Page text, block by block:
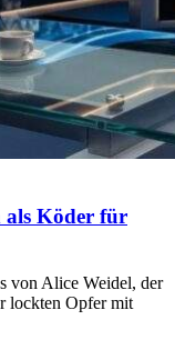
als Köder für
von Alice Weidel, der
lockten Opfer mit